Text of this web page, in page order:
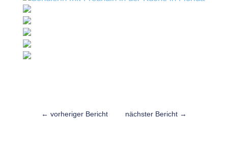
← vorheriger Bericht nächster Bericht →